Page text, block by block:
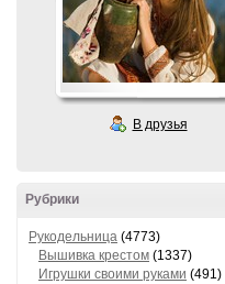
В друзья
Рубрики
Рукодельница (4773)
Вышивка крестом (1337)
Игрушки своими руками (491)